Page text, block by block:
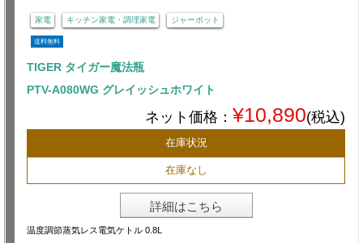
家電 キッチン家電・調理家電 ジャーポット
送料無料
TIGER タイガー魔法瓶
PTV-A080WG グレイッシュホワイト
ネット価格： ¥10,890(税込)
在庫状況
在庫なし
詳細はこちら
温度調節蒸気レス電気ケトル 0.8L